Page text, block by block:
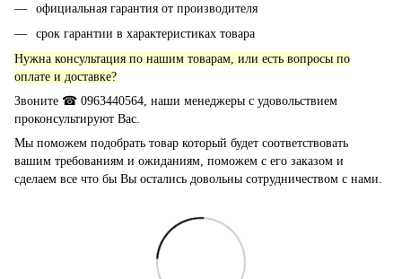
официальная гарантия от производителя
срок гарантии в характеристиках товара
Нужна консультация по нашим товарам, или есть вопросы по
оплате и доставке?
Звоните ☎ 0963440564, наши менеджеры с удовольствием
проконсультируют Вас.
Мы поможем подобрать товар который будет соответствовать
вашим требованиям и ожиданиям, поможем с его заказом и
сделаем все что бы Вы остались довольны сотрудничеством с нами.